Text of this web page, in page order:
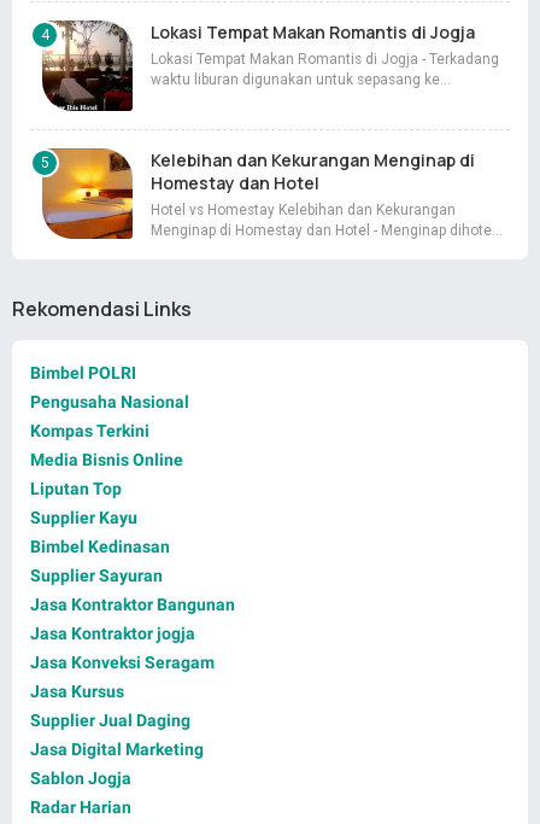
Lokasi Tempat Makan Romantis di Jogja
Lokasi Tempat Makan Romantis di Jogja - Terkadang
waktu liburan digunakan untuk sepasang ke…
Kelebihan dan Kekurangan Menginap di
Homestay dan Hotel
Hotel vs Homestay Kelebihan dan Kekurangan
Menginap di Homestay dan Hotel - Menginap dihote…
Rekomendasi Links
Bimbel POLRI
Pengusaha Nasional
Kompas Terkini
Media Bisnis Online
Liputan Top
Supplier Kayu
Bimbel Kedinasan
Supplier Sayuran
Jasa Kontraktor Bangunan
Jasa Kontraktor jogja
Jasa Konveksi Seragam
Jasa Kursus
Supplier Jual Daging
Jasa Digital Marketing
Sablon Jogja
Radar Harian